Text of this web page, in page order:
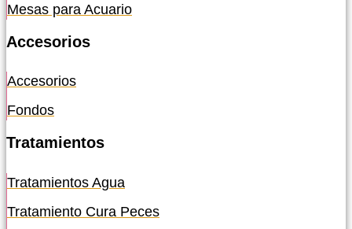
Mesas para Acuario
Accesorios
Accesorios
Fondos
Tratamientos
Tratamientos Agua
Tratamiento Cura Peces